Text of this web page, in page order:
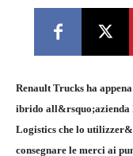
Renault Trucks ha
ibrido all&rsquo;azienda
Logistics che lo
consegnare le merci ai